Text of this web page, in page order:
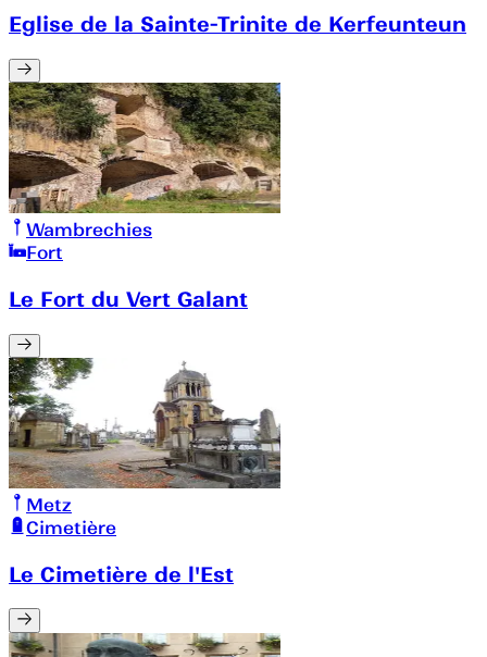
Eglise de la Sainte-Trinite de Kerfeunteun
Wambrechies
Fort
Le Fort du Vert Galant
Metz
Cimetière
Le Cimetière de l'Est